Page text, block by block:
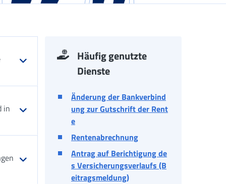
in
Häufig genutzte
Dienste
Änderung der Bankverbind
ung zur Gutschrift der Rent
e
Rentenabrechnung
Antrag auf Berichtigung de
s Versicherungsverlaufs (B
eitragsmeldung)